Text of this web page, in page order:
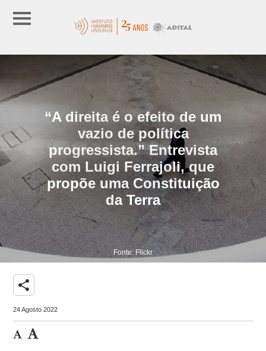
“A direita é o efeito de um
vazio de política
progressista.” Entrevista
com Luigi Ferrajoli, que
propõe uma Constituição
da Terra
Fonte: Flickr
share
24 Agosto 2022